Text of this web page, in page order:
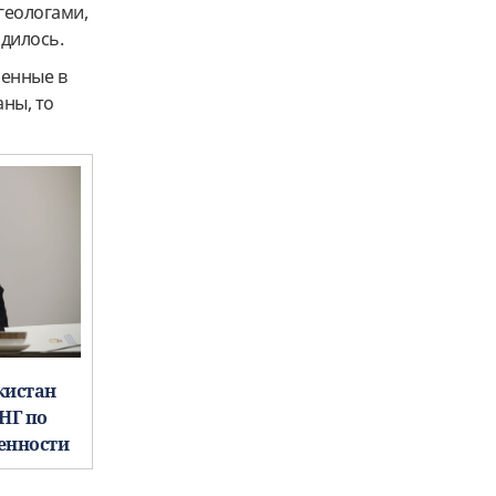
в
то
по